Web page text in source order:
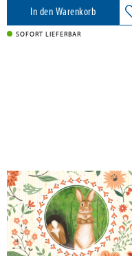
In den Warenkorb
SOFORT LIEFERBAR